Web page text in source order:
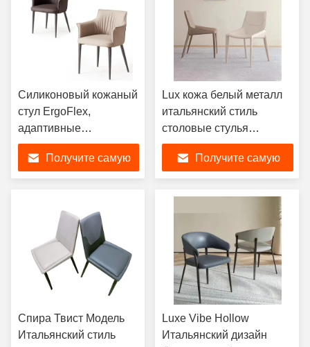
Силиконовый кожаный
стул ErgoFlex,
адаптивные
итальянские
современные стулья
для обеда
Получите самую
Lux кожа белый металл
итальянский стиль
столовые стулья
удобные
Получите самую
Спира Твист Модель
Итальянский стиль
Luxe Vibe Hollow
Итальянский дизайн